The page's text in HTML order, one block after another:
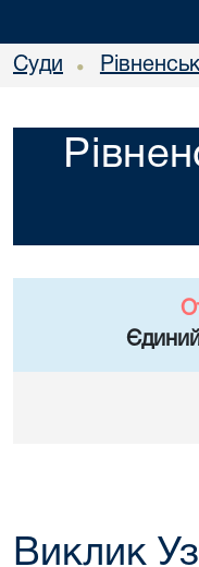
Суди •
Виклик